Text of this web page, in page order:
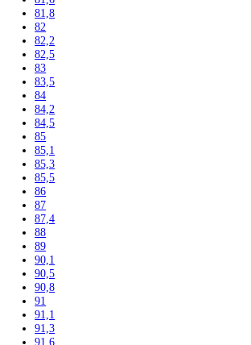
202,7
203
203,2
203,9
204
204,4
206
206,4
207,2
212
215
216
216,1
33
34
36
42
44,1
44,8
45
45,4
48,8